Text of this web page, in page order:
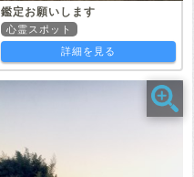
鑑定お願いします
心霊スポット
詳細を見る